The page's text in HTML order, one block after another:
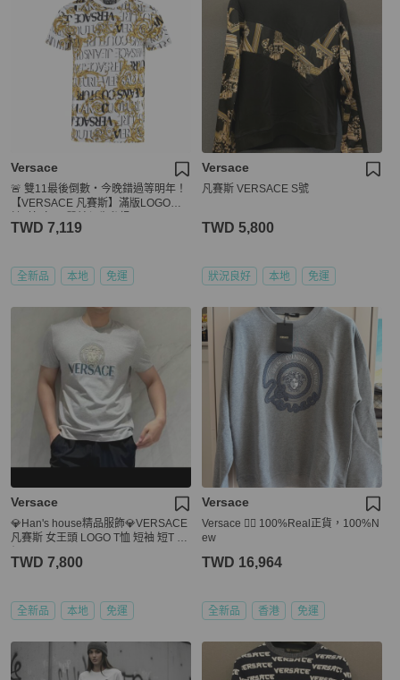
Versace
🚨 雙11最後倒數・今晚錯過等明年！
【VERSACE 凡賽斯】滿版LOGO設
TWD 7,119
全新品 本地 免運
Versace
凡賽斯 VERSACE S號
TWD 5,800
狀況良好 本地 免運
Versace
💎Han's house精品服飾💎VERSACE
凡賽斯 女王頭 LOGO T恤 短袖 短T 原
TWD 7,800
全新品 本地 免運
Versace
Versace 👍🏻 100%Real正貨，100%N
ew
TWD 16,964
全新品 香港 免運